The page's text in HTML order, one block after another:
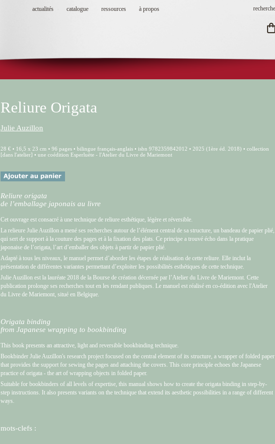
actualités catalogue ressources à propos
Reliure Origata
Julie Auzillon
28 € • 16,5 x 23 cm • 96 pages • bilingue français-anglais • isbn 9782359842012 • 2025 (1ère éd. 2018) • collection
[dans l'atelier] • une coédition Esperluète - l'Atelier du Livre de Mariemont
Reliure origata
de l’emballage japonais au livre
Cet ouvrage est consacré à une technique de reliure esthétique, légère et réversible.
La relieure Julie Auzillon a mené ses recherches autour de l’élément central de sa structure, un bandeau de papier plié,
qui sert de support à la couture des pages et à la fixation des plats. Ce principe a trouvé écho dans la pratique
japonaise de l’origata, l’art d’emballer des objets à partir de papier plié.
Adapté à tous les niveaux, le manuel permet d’aborder les étapes de réalisation de cette reliure. Elle inclut la
présentation de différentes variantes permettant d’exploiter les possibilités esthétiques de cette technique.
Julie Auzillon est la lauréate 2018 de la Bourse de création décernée par l’Atelier du Livre de Mariemont. Cette
publication prolonge ses recherches tout en les rendant publiques. Le manuel est réalisé en co-édition avec l'Atelier
du Livre de Mariemont, situé en Belgique.
Origata binding
from Japanese wrapping to bookbinding
This book presents an attractive, light and reversible bookbinding technique.
Bookbinder Julie Auzillon's research project focused on the central element of its structure, a wrapper of folded paper
that provides the support for sewing the pages and attaching the covers. This core principle echoes the Japanese
practice of origata - the art of wrapping objects in folded paper.
Suitable for bookbinders of all levels of expertise, this manual shows how to create the origata binding in step-by-
step instructions. It also presents variants on the technique that extend its aesthetic possibilities in a range of different
ways.
mots-clefs :